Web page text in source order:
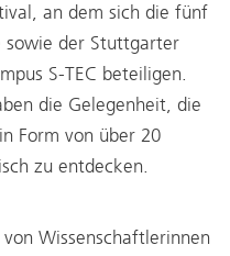
an dem sich die fünf
sowie der Stuttgarter
S-TEC beteiligen.
die Gelegenheit, die
Form von über 20
zu entdecken.
Wissenschaftlerinnen